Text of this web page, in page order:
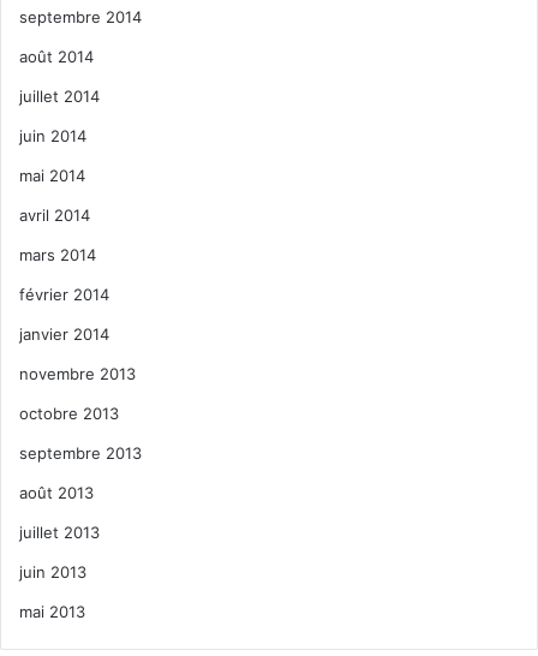
septembre 2014
août 2014
juillet 2014
juin 2014
mai 2014
avril 2014
mars 2014
février 2014
janvier 2014
novembre 2013
octobre 2013
septembre 2013
août 2013
juillet 2013
juin 2013
mai 2013